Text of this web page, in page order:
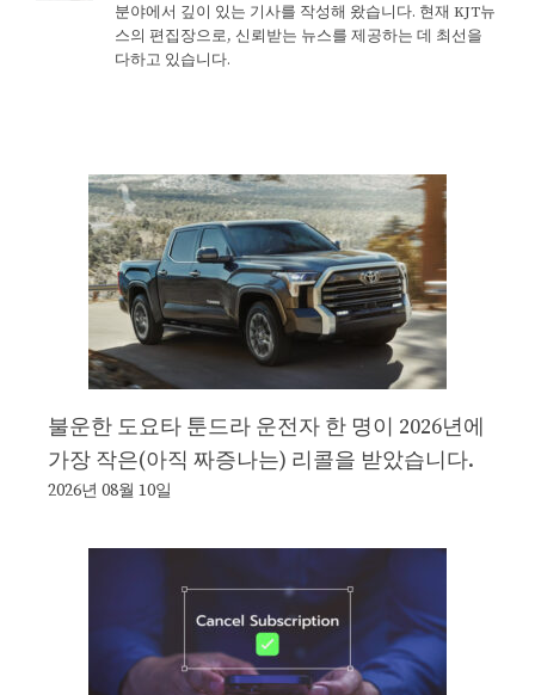
분야에서 깊이 있는 기사를 작성해 왔습니다. 현재 KJT뉴
스의 편집장으로, 신뢰받는 뉴스를 제공하는 데 최선을
다하고 있습니다.
불운한 도요타 툰드라 운전자 한 명이 2026년에
가장 작은(아직 짜증나는) 리콜을 받았습니다.
2026년 08월 10일